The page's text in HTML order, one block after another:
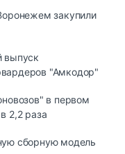
закупили
выпуск
"Амкодор"
в первом
2,2 раза
сборную модель